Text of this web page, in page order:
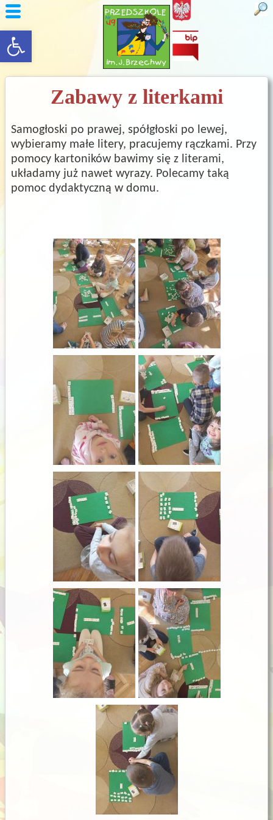
rozwiń/zwiń panel
Zabawy z literkami
Samogłoski po prawej, spółgłoski po lewej,
wybieramy małe litery, pracujemy rączkami. Przy
pomocy kartoników bawimy się z literami,
układamy już nawet wyrazy. Polecamy taką
pomoc dydaktyczną w domu.